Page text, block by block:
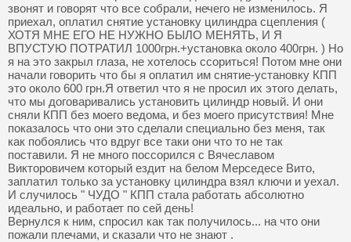
звонят и говорят что все собрали, нечего не изменилось. Я
приехал, оплатил снятие установку цилиндра сцепления (
ХОТЯ МНЕ ЕГО НЕ НУЖНО БЫЛО МЕНЯТЬ, И Я
ВПУСТУЮ ПОТРАТИЛ 1000грн.+установка около 400грн. ) Но
я на это закрыл глаза, не хотелось ссориться! Потом мне они
начали говорить что бы я оплатил им снятие-установку КПП
это около 600 грн.Я ответил что я не просил их этого делать,
что мы договаривались установить цилиндр новый. И они
сняли КПП без моего ведома, и без моего присутствия! Мне
показалось что они это сделали специально без меня, так
как побоялись что вдруг все таки они что то не так
поставили. Я не много поссорился с Вячеславом
Викторовичем который ездит на белом Мерседесе Вито,
заплатил только за установку цилиндра взял ключи и уехал.
И случилось " ЧУДО " КПП стала работать абсолютно
идеально, и работает по сей день!
Вернулся к ним, спросил как так получилось... на что они
пожали плечами, и сказали что не знают .